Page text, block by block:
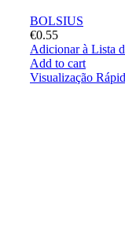
BOLSIUS
€0.55
Adicionar à Lista
Add to cart
Visualização